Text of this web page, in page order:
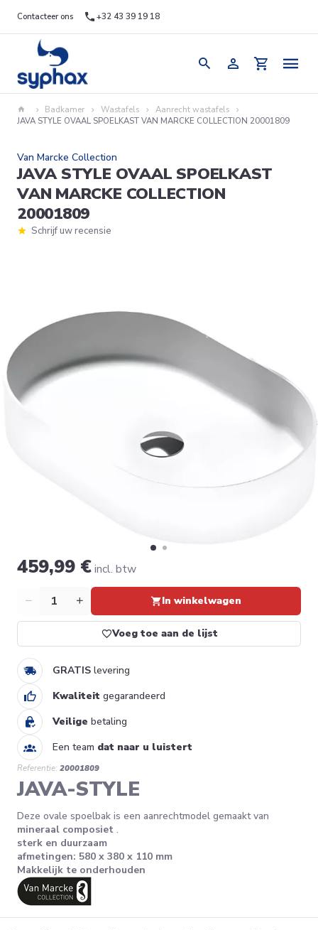
Contacteer ons +32 43 39 19 18
Badkamer Wastafels
Aanrecht wastafels
JAVA STYLE OVAAL SPOELKAST VAN MARCKE COLLECTION 20001809
Van Marcke Collection
JAVA STYLE OVAAL SPOELKAST
VAN MARCKE COLLECTION
20001809
Schrijf uw recensie
459,99 €incl. btw
Aantal In winkelwagen
Voeg toe aan de lijst
GRATIS levering
Kwaliteit gegarandeerd
Veilige betaling
Een team dat naar u luistert
Referentie: 20001809
JAVA-STYLE
Deze ovale spoelbak is een aanrechtmodel gemaakt van
mineraal composiet .
sterk en duurzaam
afmetingen: 580 x 380 x 110 mm
Makkelijk te onderhouden